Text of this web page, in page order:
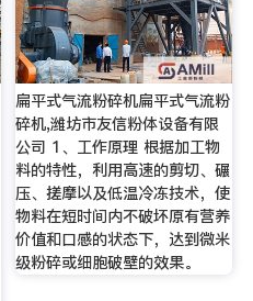
扁平式气流粉碎机扁平式气流粉
碎机,潍坊市友信粉体设备有限
公司 1、工作原理 根据加工物
料的特性，利用高速的剪切、碾
压、搓摩以及低温冷冻技术，使
物料在短时间内不破坏原有营养
价值和口感的状态下，达到微米
级粉碎或细胞破壁的效果。